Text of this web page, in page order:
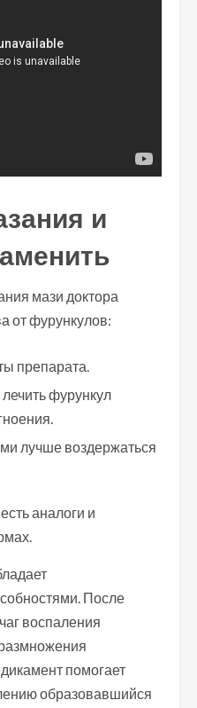
и
мази доктора
от фурункулов:
препарата.
фурункул
лучше воздержаться
аналоги и
После
воспаления
помогает
образовавшийся